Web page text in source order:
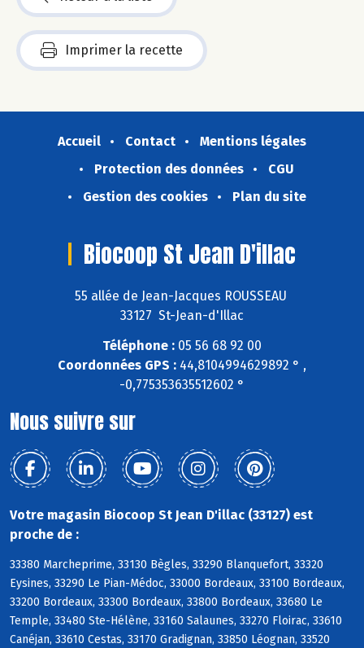
Imprimer la recette
Accueil Contact
Mentions légales
Protection des données
CGU
Gestion des cookies
Plan du site
Biocoop St Jean D'illac
55 allée de Jean-Jacques ROUSSEAU
33127 St-Jean-d'Illac
Téléphone : 05 56 68 92 00
Coordonnées GPS : 44,8104994629892 ° ,
-0,775353635512602 °
Nous suivre sur
Votre magasin Biocoop St Jean D'illac (33127) est
proche de :
33380 Marcheprime, 33130 Bègles, 33290 Blanquefort, 33320
Eysines, 33290 Le Pian-Médoc, 33000 Bordeaux, 33100 Bordeaux,
33200 Bordeaux, 33300 Bordeaux, 33800 Bordeaux, 33680 Le
Temple, 33480 Ste-Hélène, 33160 Salaunes, 33270 Floirac, 33610
Canéjan, 33610 Cestas, 33170 Gradignan, 33850 Léognan, 33520